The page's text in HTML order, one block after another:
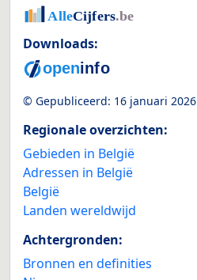
Downloads:
© Gepubliceerd: 16 januari 2026
Regionale overzichten:
Gebieden in België
Adressen in België
België
Landen wereldwijd
Achtergronden:
Bronnen en definities